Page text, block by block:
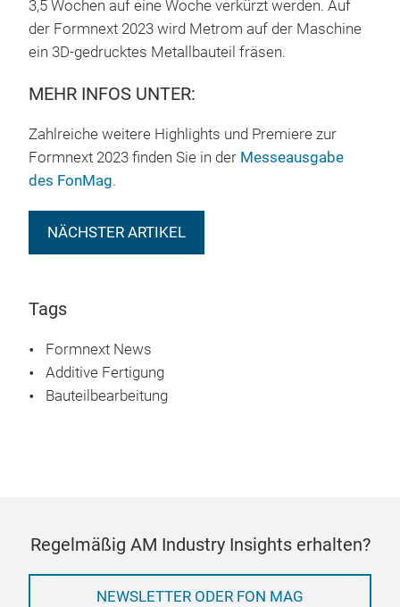
3,5 Wochen auf eine Woche verkürzt werden. Auf
der Formnext 2023 wird Metrom auf der Maschine
ein 3D-gedrucktes Metallbauteil fräsen.
MEHR INFOS UNTER:
Zahlreiche weitere Highlights und Premiere zur
Formnext 2023 finden Sie in der Messeausgabe
des FonMag.
NÄCHSTER ARTIKEL
Tags
Formnext News
Additive Fertigung
Bauteilbearbeitung
Regelmäßig AM Industry Insights erhalten?
NEWSLETTER ODER FON MAG